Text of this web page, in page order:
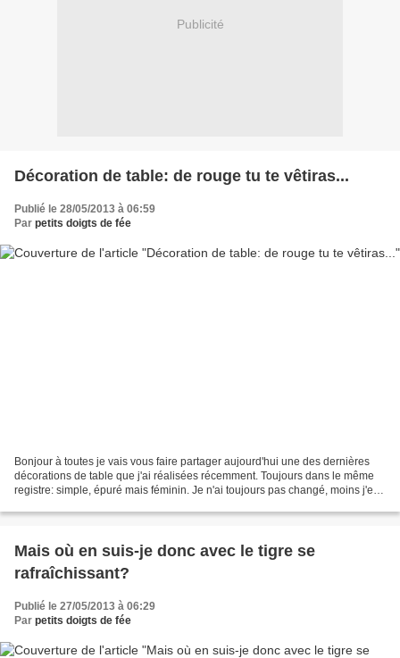
Publicité
Décoration de table: de rouge tu te vêtiras...
Publié le 28/05/2013 à 06:59
Par petits doigts de fée
Bonjour à toutes je vais vous faire partager aujourd'hui une des dernières
décorations de table que j'ai réalisées récemment. Toujours dans le même
registre: simple, épuré mais féminin. Je n'ai toujours pas changé, moins j'en
Mais où en suis-je donc avec le tigre se
rafraîchissant?
Publié le 27/05/2013 à 06:29
Par petits doigts de fée